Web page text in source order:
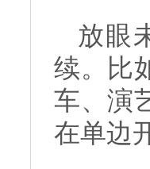
放眼
续。比
车、演
在单边